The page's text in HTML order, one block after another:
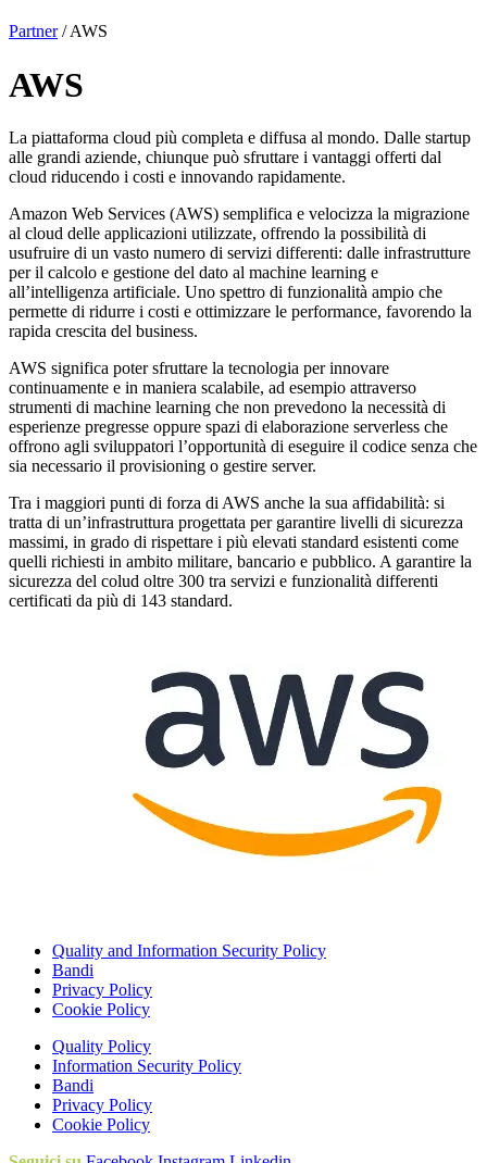
Partner/AWS
AWS
La piattaforma cloud più completa e diffusa al mondo. Dalle startup
alle grandi aziende, chiunque può sfruttare i vantaggi offerti dal
cloud riducendo i costi e innovando rapidamente.
Amazon Web Services (AWS) semplifica e velocizza la migrazione
al cloud delle applicazioni utilizzate, offrendo la possibilità di
usufruire di un vasto numero di servizi differenti: dalle infrastrutture
per il calcolo e gestione del dato al machine learning e
all’intelligenza artificiale. Uno spettro di funzionalità ampio che
permette di ridurre i costi e ottimizzare le performance, favorendo la
rapida crescita del business.
AWS significa poter sfruttare la tecnologia per innovare
continuamente e in maniera scalabile, ad esempio attraverso
strumenti di machine learning che non prevedono la necessità di
esperienze pregresse oppure spazi di elaborazione serverless che
offrono agli sviluppatori l’opportunità di eseguire il codice senza che
sia necessario il provisioning o gestire server.
Tra i maggiori punti di forza di AWS anche la sua affidabilità: si
tratta di un’infrastruttura progettata per garantire livelli di sicurezza
massimi, in grado di rispettare i più elevati standard esistenti come
quelli richiesti in ambito militare, bancario e pubblico. A garantire la
sicurezza del colud oltre 300 tra servizi e funzionalità differenti
certificati da più di 143 standard.
Quality and Information Security Policy
Bandi
Privacy Policy
Cookie Policy
Quality Policy
Information Security Policy
Bandi
Privacy Policy
Cookie Policy